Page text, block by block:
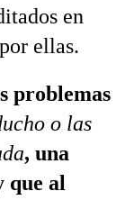
en
ellas.
problemas
o las
, una
que al